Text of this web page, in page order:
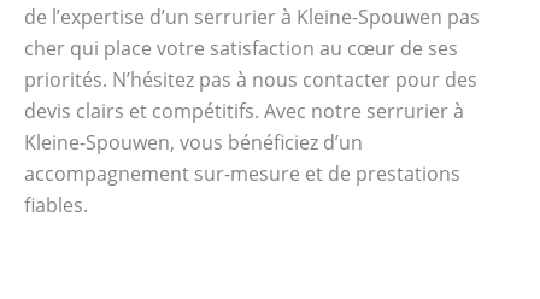
de l’expertise d’un serrurier à Kleine-Spouwen pas
cher qui place votre satisfaction au cœur de ses
priorités. N’hésitez pas à nous contacter pour des
devis clairs et compétitifs. Avec notre serrurier à
Kleine-Spouwen, vous bénéficiez d’un
accompagnement sur-mesure et de prestations
fiables.